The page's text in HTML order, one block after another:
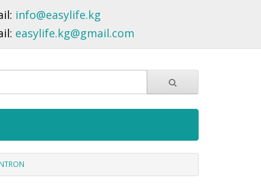
info@easylife.kg
easylife.kg@gmail.com